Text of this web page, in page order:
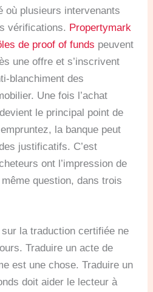
où plusieurs intervenants
vérifications. Propertymark
de proof of funds peuvent
une offre et s’inscrivent
blanchiment des
Une fois l’achat
le principal point de
la banque peut
justificatifs. C’est
ont l’impression de
question, dans trois
la traduction certifiée ne
Traduire un acte de
est une chose. Traduire un
doit aider le lecteur à